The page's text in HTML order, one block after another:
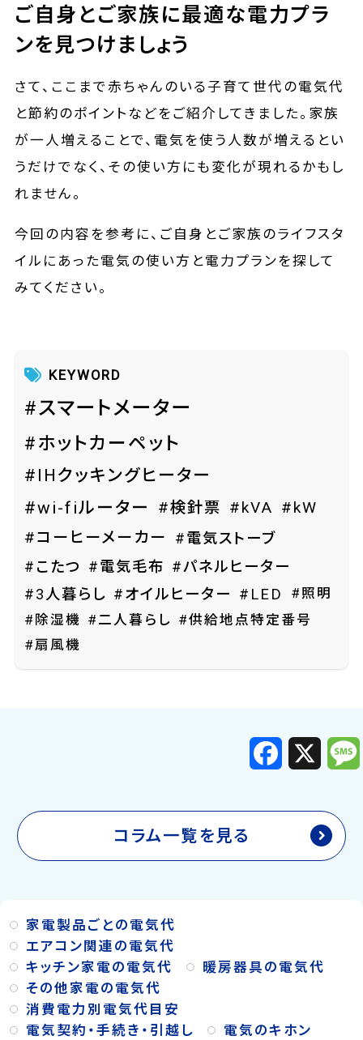
ご自身とご家族に最適な電力プラ
ンを見つけましょう
さて、ここまで赤ちゃんのいる子育て世代の電気代
と節約のポイントなどをご紹介してきました。家族
が一人増えることで、電気を使う人数が増えるとい
うだけでなく、その使い方にも変化が現れるかもし
れません。
今回の内容を参考に、ご自身とご家族のライフスタ
イルにあった電気の使い方と電力プランを探して
みてください。
KEYWORD
#スマートメーター
#ホットカーペット
#IHクッキングヒーター
#wi-fiルーター
#検針票 #kVA #kW
#コーヒーメーカー
#電気ストーブ
#こたつ
#電気毛布 #パネルヒーター
#3人暮らし #オイルヒーター #LED
#照明
#除湿機 #二人暮らし #供給地点特定番号
#扇風機
F
c
o
X
コラム一覧を見る
家電製品ごとの電気代
エアコン関連の電気代
キッチン家電の電気代
暖房器具の電気代
その他家電の電気代
消費電力別電気代目安
電気契約・手続き・引越し
電気のキホン